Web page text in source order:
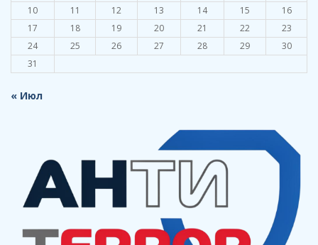
10
11 12 13 14 15
16
17
18 19 20 21 22
23
24
25 26 27 28 29
30
31
« Июл